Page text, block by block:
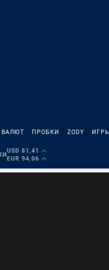
ВАЛЮТ ПРОБКИ ZODY ИГРЫ
USD 81,41
EUR 94,06